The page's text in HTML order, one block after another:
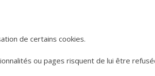
de certains cookies.
ou pages risquent de lui être